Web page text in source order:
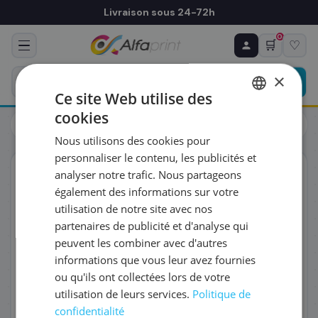
Livraison sous 24-72h
🛒
0
♡
Cartouches
Brother
ORIGINAL
♻ COMMANDE RÉCURRENTE
Prévoyez & économisez
Programmez votre prochain achat — notre équipe
vous prépare un devis personnalisé
RÉFÉRENCE DU PRODUIT
FRÉQUENCE
QUANTITÉ PAR LIVRAISON
DATE DE PREMIÈRE LIVRAISON SOUHAITÉE
×
Ce site Web utilise des
cookies
Nous utilisons des cookies pour
personnaliser le contenu, les publicités et
analyser notre trafic. Nous partageons
également des informations sur votre
utilisation de notre site avec nos
partenaires de publicité et d'analyse qui
peuvent les combiner avec d'autres
informations que vous leur avez fournies
ou qu'ils ont collectées lors de votre
utilisation de leurs services. Politique de
confidentialité